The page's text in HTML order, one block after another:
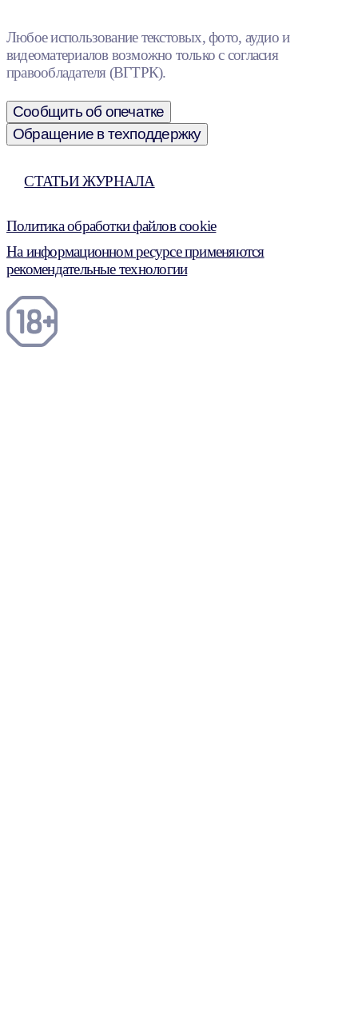
Любое использование текстовых, фото, аудио и
видеоматериалов возможно только с согласия
правообладателя (ВГТРК).
Сообщить об опечатке
Обращение в техподдержку
СТАТЬИ ЖУРНАЛА
Политика обработки файлов cookie
На информационном ресурсе применяются
рекомендательные технологии